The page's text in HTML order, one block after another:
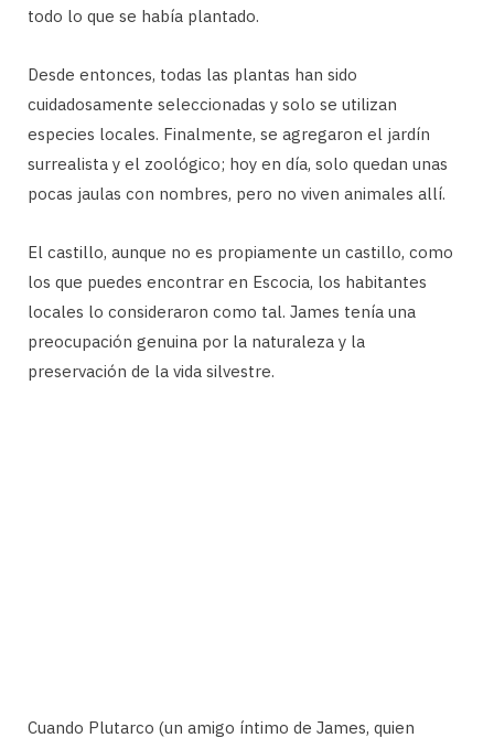
todo lo que se había plantado.
Desde entonces, todas las plantas han sido
cuidadosamente seleccionadas y solo se utilizan
especies locales. Finalmente, se agregaron el jardín
surrealista y el zoológico; hoy en día, solo quedan unas
pocas jaulas con nombres, pero no viven animales allí.
El castillo, aunque no es propiamente un castillo, como
los que puedes encontrar en Escocia, los habitantes
locales lo consideraron como tal. James tenía una
preocupación genuina por la naturaleza y la
preservación de la vida silvestre.
Cuando Plutarco (un amigo íntimo de James, quien